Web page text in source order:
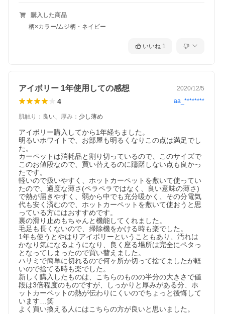
購入した商品
柄×カラー/ムジ柄・ネイビー
いいね 1
アイボリー 1年使用しての感想 2020/12/5
4 aa_********
肌触り ： 良い、 厚み ： 少し薄め
アイボリー購入してから1年経ちました。
明るいホワイトで、お部屋も明るくなりこの点は満足でし
た。
カーペットは消耗品と割り切っているので、このサイズで
このお値段なので、買い替えるのに躊躇しない点も良かっ
たです。
軽いので扱いやすく、ホットカーペットを敷いて使ってい
たので、適度な薄さ(ペラペラではなく、良い意味の薄さ)
で熱が届きやすく、弱から中でも充分暖かく、その分電気
代も安く済むので、ホットカーペットを敷いて使おうと思
っている方にはおすすめです。
裏の滑り止めもちゃんと機能してくれました。
毛足も長くないので、掃除機をかける時も楽でした。
1年も使うとやはりアイボリーということもあり、汚れは
かなり気になるようになり、良く座る場所は完全にペタっ
となってしまったので買い替えました。
ハサミで簡単に切れるので何ヶ所か切って捨てましたが軽
いので捨てる時も楽でした。
新しく購入したものは、こちらのものの半分の大きさで値
段は3倍程度のものですが、しっかりと厚みがある分、ホ
ットカーペットの熱が伝わりにくいのでちょっと後悔して
います…笑
よく買い換える人にはこちらの方が良いと思いました。